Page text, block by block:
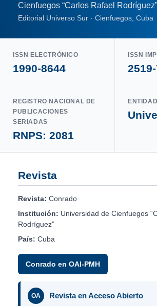
Cienfuegos “Carlos Rafael Rodríguez”
Editorial Universo Sur · Cienfuegos, Cuba
ISSN ELECTRÓNICO
1990-8644
ISSN
REGISTRO NACIONAL DE
PUBLICACIONES
SERIADAS
RNPS: 2081
Revista
Revista: Conrado
Institución: Universidad de Cienfuegos
Rodríguez”
País: Cuba
Conrado en OAI-PMH
OA Revista en Acceso Abierto